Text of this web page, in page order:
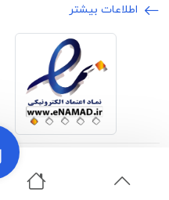
اطلاعات بیشتر
©2024 تمامی حقوق برای وبسایت
الکترونیک محفوظ است